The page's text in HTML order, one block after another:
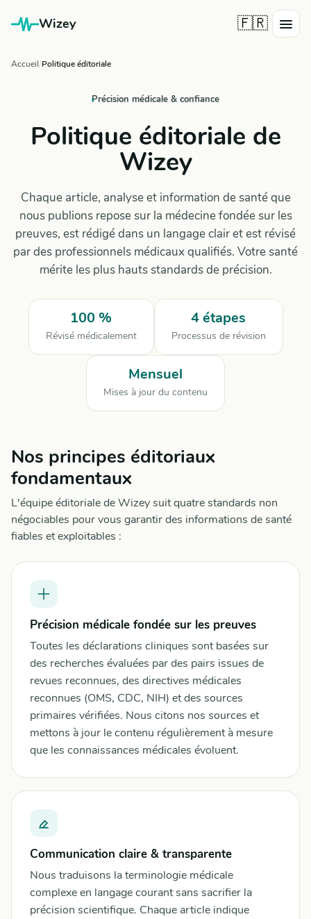
Wizey 🇫🇷
Accueil Politique éditoriale
Précision médicale & confiance
Politique éditoriale de
Wizey
Chaque article, analyse et information de santé que
nous publions repose sur la médecine fondée sur les
preuves, est rédigé dans un langage clair et est révisé
par des professionnels médicaux qualifiés. Votre santé
mérite les plus hauts standards de précision.
100 %
Révisé médicalement
4 étapes
Processus de révision
Mensuel
Mises à jour du contenu
Nos principes éditoriaux
fondamentaux
L'équipe éditoriale de Wizey suit quatre standards non
négociables pour vous garantir des informations de santé
fiables et exploitables :
Précision médicale fondée sur les preuves
Toutes les déclarations cliniques sont basées sur
des recherches évaluées par des pairs issues de
revues reconnues, des directives médicales
reconnues (OMS, CDC, NIH) et des sources
primaires vérifiées. Nous citons nos sources et
mettons à jour le contenu régulièrement à mesure
que les connaissances médicales évoluent.
Communication claire & transparente
Nous traduisons la terminologie médicale
complexe en langage courant sans sacrifier la
précision scientifique. Chaque article indique